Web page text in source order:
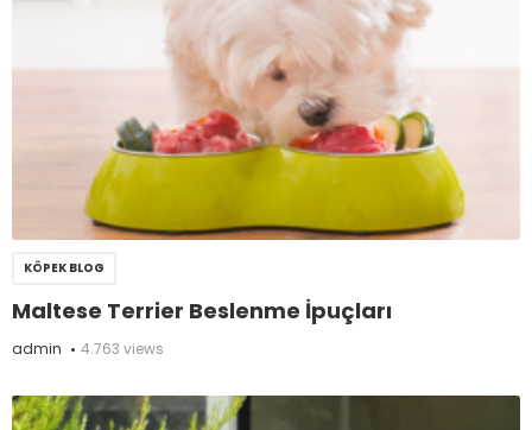
KÖPEK BLOG
Maltese Terrier Beslenme İpuçları
admin 4.763 views